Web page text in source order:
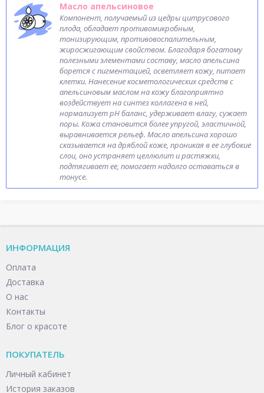
Масло апельсиновое
Компонент, получаемый из цедры цитрусового
плода, обладает противомикробным,
тонизирующим, противовоспалительным,
жиросжигающим свойством. Благодаря богатому
полезными элементами составу, масло апельсина
борется с пигментацией, осветляет кожу, питает
клетки. Нанесение косметологических средств с
апельсиновым маслом на кожу благоприятно
воздействует на синтез коллагена в ней,
нормализует рН баланс, удерживает влагу, сужает
поры. Кожа становится более упругой, эластичной,
выравнивается рельеф. Масло апельсина хорошо
сказывается на дряблой коже, проникая в ее глубокие
слои, оно устраняет целлюлит и растяжки,
подтягивает ее, помогает надолго оставаться в
тонусе.
ИНФОРМАЦИЯ
Оплата
Доставка
О нас
Контакты
Блог о красоте
ПОКУПАТЕЛЬ
Личный кабинет
История заказов